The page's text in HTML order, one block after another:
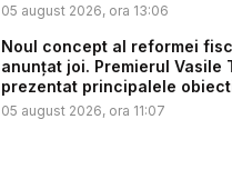
05 august 2026, ora 13:06
Noul concept al reformei
anunțat joi. Premierul Vasile
prezentat principalele
05 august 2026, ora 11:07